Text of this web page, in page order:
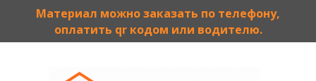
Материал можно заказать по телефону,
оплатить qr кодом или водителю.